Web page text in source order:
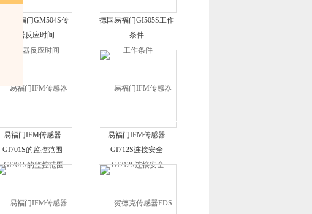
德国易福门GM504S传
感器反应时间
德国易福门GI505S工作
条件
易福门IFM传感器
GI701S的监控范围
易福门IFM传感器
GI712S连接安全